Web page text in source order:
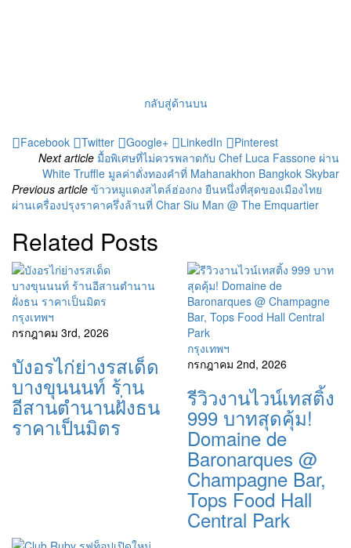
กลับสู่ด้านบน
Facebook Twitter Google+ LinkedIn
Pinterest
Next article มื้อพิเศษที่ไม่ควรพลาดกับ Chef Luca Fassone ผ่าน
White Truffle มูลค่าดั่งทองคำที่ Mahanakhon Bangkok Skybar
Previous article ข้าวหมูแดงสไตล์ฮ่องกง ยืนหนึ่งที่สุดของเมืองไทย
ผ่านเครื่องปรุงราคาครึ่งล้านที่ Char Siu Man @ The Emquartier
Related Posts
กรุงเทพฯ
กรกฎาคม 3rd, 2026
บังอรไก่ย่างรสเด็ด
บางขุนนนท์ ร้าน
อีสานตำนานฝั่งธน
ราคาเป็นมิตร
กรุงเทพฯ
กรกฎาคม 2nd, 2026
รีวิวงานไวน์เทสติ้ง
999 บาทสุดคุ้ม!
Domaine de
Baronarques @
Champagne Bar,
Tops Food Hall
Central Park